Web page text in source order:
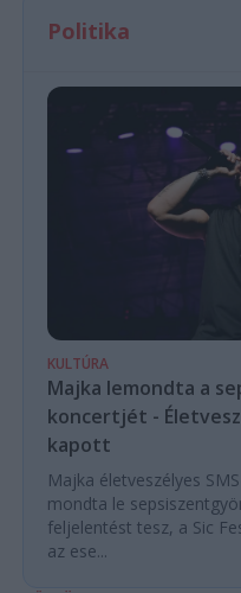
Politika
KULTÚRA
Majka lemondta a
koncertjét -
kapott
Majka életveszélyes
mondta le
feljelentést tesz, a Sic
az ese...